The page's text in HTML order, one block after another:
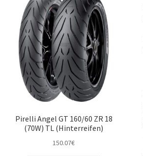
Pirelli Angel GT 160/60 ZR 18
(70W) TL (Hinterreifen)
150.07€